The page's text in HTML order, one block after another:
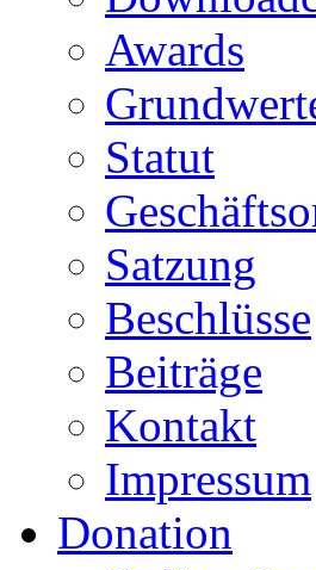
Awards
Statut
Satzung
Beschlüsse
Beiträge
Kontakt
Impressum
Donation